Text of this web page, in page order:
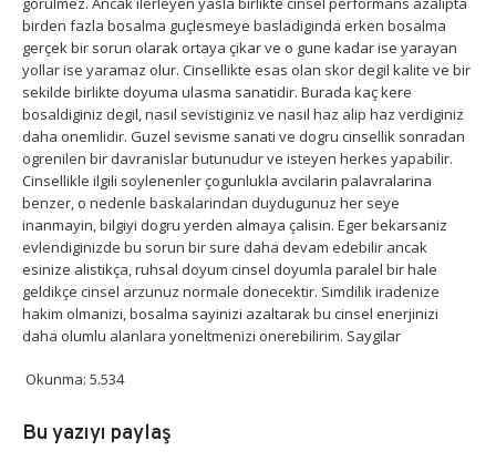
birden fazla bosalma guçlesmeye basladiginda erken bosalma
gerçek bir sorun olarak ortaya çikar ve o gune kadar ise yarayan
yollar ise yaramaz olur. Cinsellikte esas olan skor degil kalite ve bir
sekilde birlikte doyuma ulasma sanatidir. Burada kaç kere
bosaldiginiz degil, nasil sevistiginiz ve nasil haz alip haz verdiginiz
daha onemlidir. Guzel sevisme sanati ve dogru cinsellik sonradan
ogrenilen bir davranislar butunudur ve isteyen herkes yapabilir.
Cinsellikle ilgili soylenenler çogunlukla avcilarin palavralarina
benzer, o nedenle baskalarindan duydugunuz her seye
inanmayin, bilgiyi dogru yerden almaya çalisin. Eger bekarsaniz
evlendiginizde bu sorun bir sure daha devam edebilir ancak
esinize alistikça, ruhsal doyum cinsel doyumla paralel bir hale
geldikçe cinsel arzunuz normale donecektir. Simdilik iradenize
hakim olmanizi, bosalma sayinizi azaltarak bu cinsel enerjinizi
daha olumlu alanlara yoneltmenizi onerebilirim. Saygilar
Okunma: 5.534
Bu yazıyı paylaş